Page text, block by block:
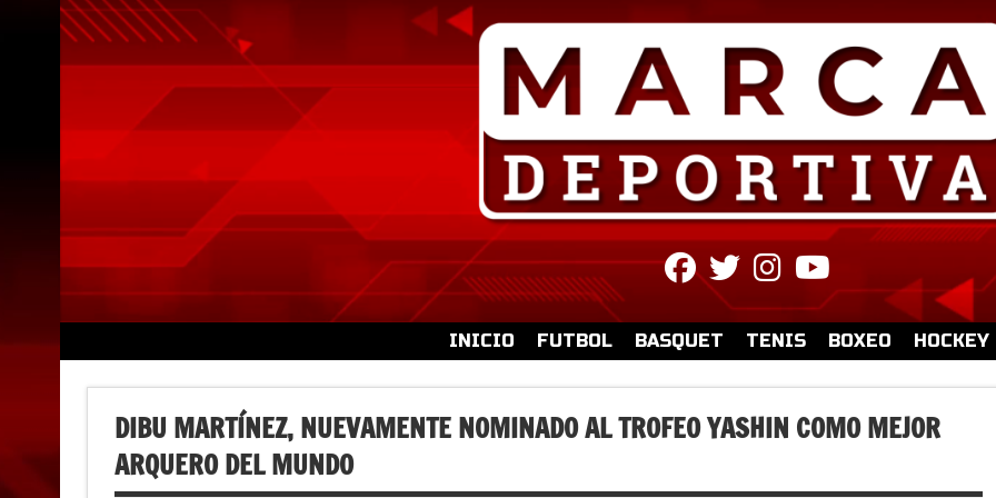
fab
fa-
facebook
fab
fa-
twitter
fab
fa-
instagram
fa-
youtube
INICIO FUTBOL BASQUET TENIS BOXEO HOCKEY
DIBU MARTÍNEZ, NUEVAMENTE NOMINADO AL TROFEO YASHIN COMO MEJOR
ARQUERO DEL MUNDO